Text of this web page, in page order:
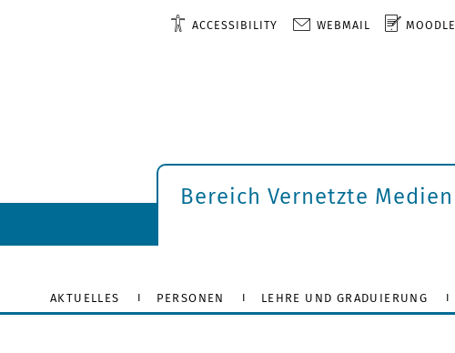
ACCESSIBILITY WEBMAIL MOODLE
Bereich Vernetzte Medien
AKTUELLES PERSONEN LEHRE UND GRADUIERUNG